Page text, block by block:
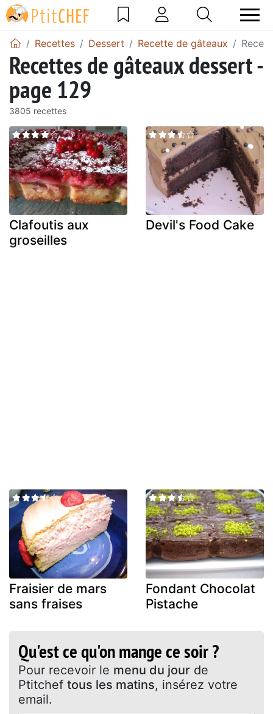
Recettes Dessert Recette de gâteaux
Recettes de gâteaux dessert -
page 129
3805 recettes
Clafoutis aux
groseilles
Devil's Food Cake
Fraisier de mars
sans fraises
Fondant Chocolat
Pistache
Qu'est ce qu'on mange ce soir ?
Pour recevoir le menu du jour de
Ptitchef tous les matins, insérez votre
email.